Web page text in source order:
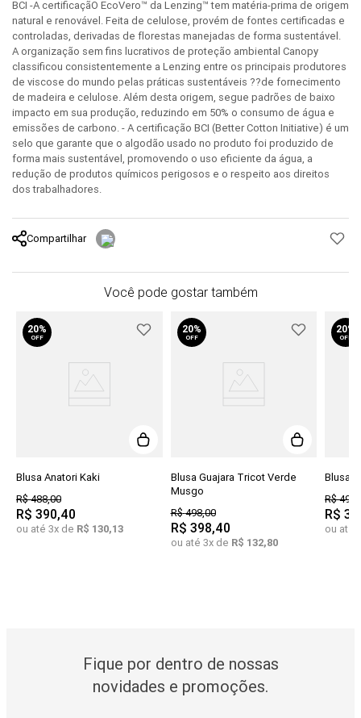
BCI -A certificaçãO EcoVero™ da Lenzing™ tem matéria-prima de origem
natural e renovável. Feita de celulose, provém de fontes certificadas e
controladas, derivadas de florestas manejadas de forma sustentável.
A organização sem fins lucrativos de proteção ambiental Canopy
classificou consistentemente a Lenzing entre os principais produtores
de viscose do mundo pelas práticas sustentáveis ??de fornecimento
de madeira e celulose. Além desta origem, segue padrões de baixo
impacto em sua produção, reduzindo em 50% o consumo de água e
emissões de carbono. - A certificação BCI (Better Cotton Initiative) é um
selo que garante que o algodão usado no produto foi produzido de
forma mais sustentável, promovendo o uso eficiente da água, a
redução de produtos químicos perigosos e o respeito aos direitos
dos trabalhadores.
Compartilhar
Você pode gostar também
20%
OFF
Blusa Anatori Kaki
R$488,00
R$ 390,40
ou até 3x de R$ 130,13
20%
OFF
Blusa Guajara Tricot Verde
Musgo
R$498,00
R$ 398,40
ou até 3x de R$ 132,80
20%
OFF
Blusa
R$498
R$
ou até
Fique por dentro de nossas
novidades e promoções.